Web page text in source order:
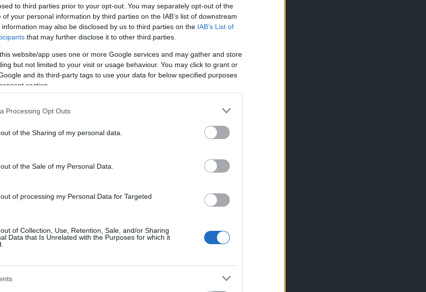
to third parties prior to your opt-out. You may separately opt-out of the
your personal information by third parties on the IAB’s list of downstream
may also be disclosed by us to third parties on the IAB’s List of
that may further disclose it to other third parties.
website/app uses one or more Google services and may gather and store
but not limited to your visit or usage behaviour. You may click to grant or
and its third-party tags to use your data for below specified purposes
section.
Processing Opt Outs
of the Sharing of my personal data.
of the Sale of my Personal Data.
of processing my Personal Data for Targeted
of Collection, Use, Retention, Sale, and/or Sharing
Data that Is Unrelated with the Purposes for which it